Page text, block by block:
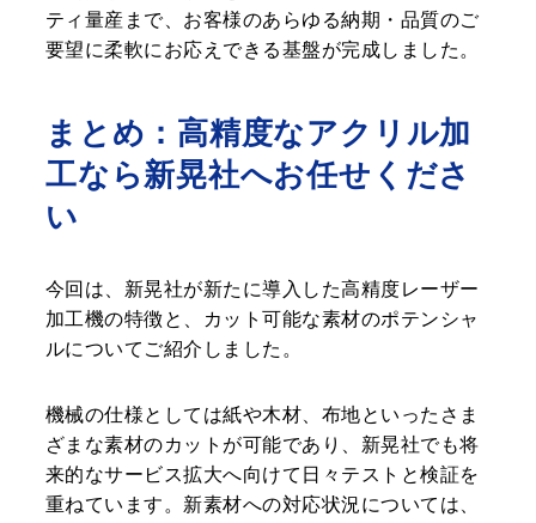
ティ量産まで、お客様のあらゆる納期・品質のご
要望に柔軟にお応えできる基盤が完成しました。
まとめ：高精度なアクリル加
工なら新晃社へお任せくださ
い
今回は、新晃社が新たに導入した高精度レーザー
加工機の特徴と、カット可能な素材のポテンシャ
ルについてご紹介しました。
機械の仕様としては紙や木材、布地といったさま
ざまな素材のカットが可能であり、新晃社でも将
来的なサービス拡大へ向けて日々テストと検証を
重ねています。新素材への対応状況については、